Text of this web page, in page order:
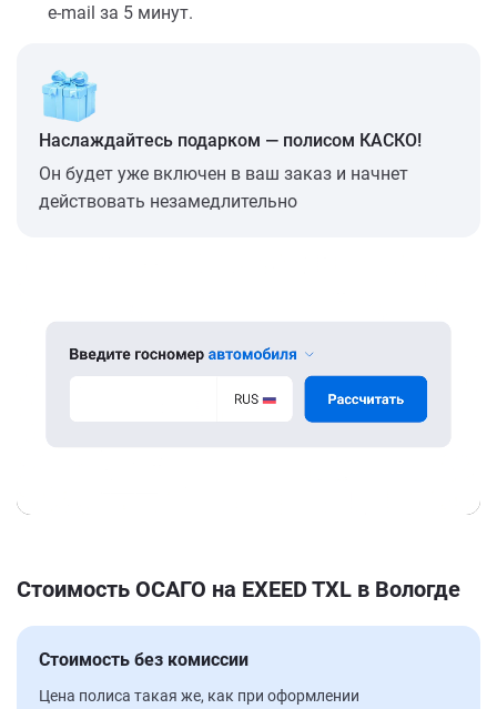
e-mail за 5 минут.
Наслаждайтесь подарком — полисом КАСКО!
Он будет уже включен в ваш заказ и начнет
действовать незамедлительно
Стоимость ОСАГО на EXEED TXL в Вологде
Стоимость без комиссии
Цена полиса такая же, как при оформлении